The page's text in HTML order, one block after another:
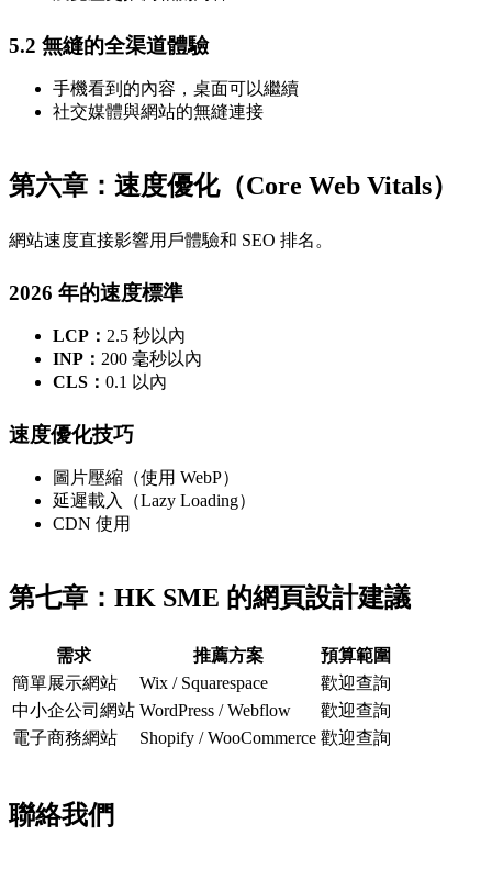
5.2 無縫的全渠道體驗
手機看到的內容，桌面可以繼續
社交媒體與網站的無縫連接
第六章：速度優化（Core Web Vitals）
網站速度直接影響用戶體驗和 SEO 排名。
2026 年的速度標準
LCP： 2.5 秒以內
INP： 200 毫秒以內
CLS： 0.1 以內
速度優化技巧
圖片壓縮（使用 WebP）
延遲載入（Lazy Loading）
CDN 使用
第七章：HK SME 的網頁設計建議
需求 推薦方案
預算範圍
簡單展示網站
Wix / Squarespace
歡迎查詢
中小企公司網站 WordPress / Webflow
歡迎查詢
電子商務網站
Shopify / WooCommerce 歡迎查詢
聯絡我們